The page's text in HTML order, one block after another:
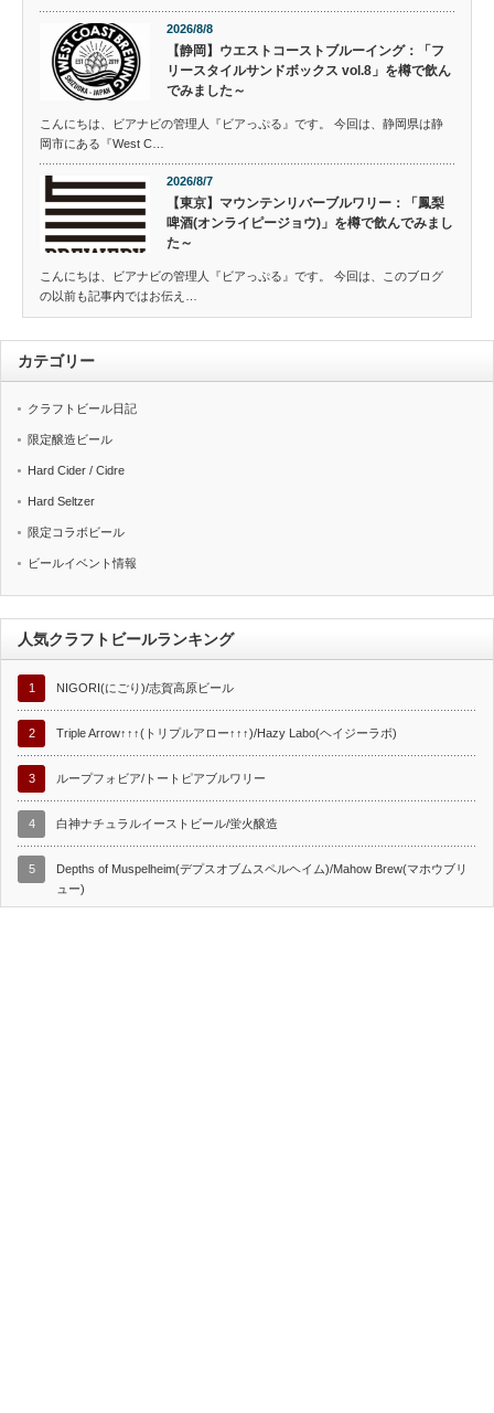
2026/8/8
【静岡】ウエストコーストブルーイング：「フ
リースタイルサンドボックス vol.8」を樽で飲ん
でみました～
こんにちは、ビアナビの管理人『ビアっぷる』です。 今回は、静岡県は静
岡市にある『West C…
2026/8/7
【東京】マウンテンリバーブルワリー：「鳳梨
啤酒(オンライピージョウ)」を樽で飲んでみまし
た～
こんにちは、ビアナビの管理人『ビアっぷる』です。 今回は、このブログ
の以前も記事内ではお伝え…
カテゴリー
クラフトビール日記
限定醸造ビール
Hard Cider / Cidre
Hard Seltzer
限定コラボビール
ビールイベント情報
人気クラフトビールランキング
1 NIGORI(にごり)/志賀高原ビール
2 Triple Arrow↑↑↑(トリプルアロー↑↑↑)/Hazy Labo(ヘイジーラボ)
3 ループフォビア/トートピアブルワリー
4 白神ナチュラルイーストビール/蛍火醸造
5
Depths of Muspelheim(デプスオブムスペルヘイム)/Mahow Brew(マホウブリ
ュー)